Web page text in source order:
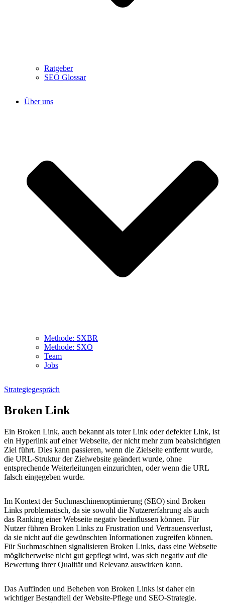
Ratgeber
SEO Glossar
Über uns
Methode: SXBR
Methode: SXO
Team
Jobs
Strategiegespräch
Broken Link
Ein Broken Link, auch bekannt als toter Link oder defekter Link, ist
ein Hyperlink auf einer Webseite, der nicht mehr zum beabsichtigten
Ziel führt. Dies kann passieren, wenn die Zielseite entfernt wurde,
die URL-Struktur der Zielwebsite geändert wurde, ohne
entsprechende Weiterleitungen einzurichten, oder wenn die URL
falsch eingegeben wurde.
Im Kontext der Suchmaschinenoptimierung (SEO) sind Broken
Links problematisch, da sie sowohl die Nutzererfahrung als auch
das Ranking einer Webseite negativ beeinflussen können. Für
Nutzer führen Broken Links zu Frustration und Vertrauensverlust,
da sie nicht auf die gewünschten Informationen zugreifen können.
Für Suchmaschinen signalisieren Broken Links, dass eine Webseite
möglicherweise nicht gut gepflegt wird, was sich negativ auf die
Bewertung ihrer Qualität und Relevanz auswirken kann.
Das Auffinden und Beheben von Broken Links ist daher ein
wichtiger Bestandteil der Website-Pflege und SEO-Strategie.